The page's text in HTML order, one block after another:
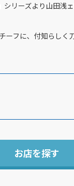
シリーズより山田浅
ーフに、付知らしく
お店を探す